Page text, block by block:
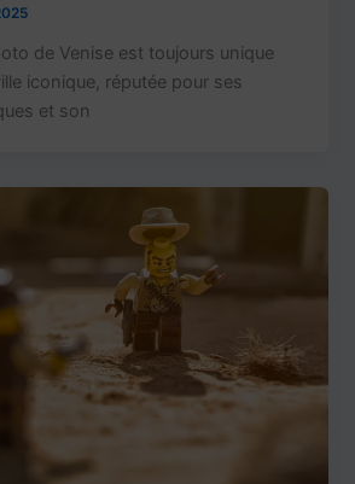
de Venise est toujours unique
iconique, réputée pour ses
et son